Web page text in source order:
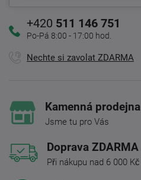
+420 511 146 751
Po-Pá 8:00 - 17:00 hod.
Nechte si zavolat ZDARMA
Kamenná prodejna
Jsme tu pro Vás
Doprava ZDARMA
Při nákupu nad 6 000 Kč